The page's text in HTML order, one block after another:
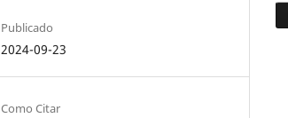
Publicado
2024-09-23
Como Citar